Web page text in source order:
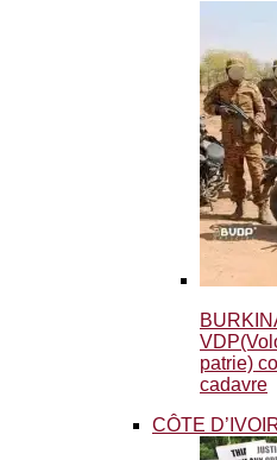
patrie)
cadavre
CÔTE